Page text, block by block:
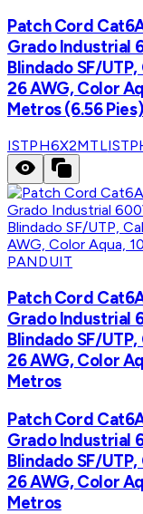
Patch Cord
Grado Industrial
Blindado SF/
26 AWG, Color
Metros (6.56 Pies)
ISTPH6X2MTL
PANDUIT
Patch Cord
Grado Industrial
Blindado SF/
26 AWG, Color
Metros
Patch Cord
Grado Industrial
Blindado SF/
26 AWG, Color
Metros